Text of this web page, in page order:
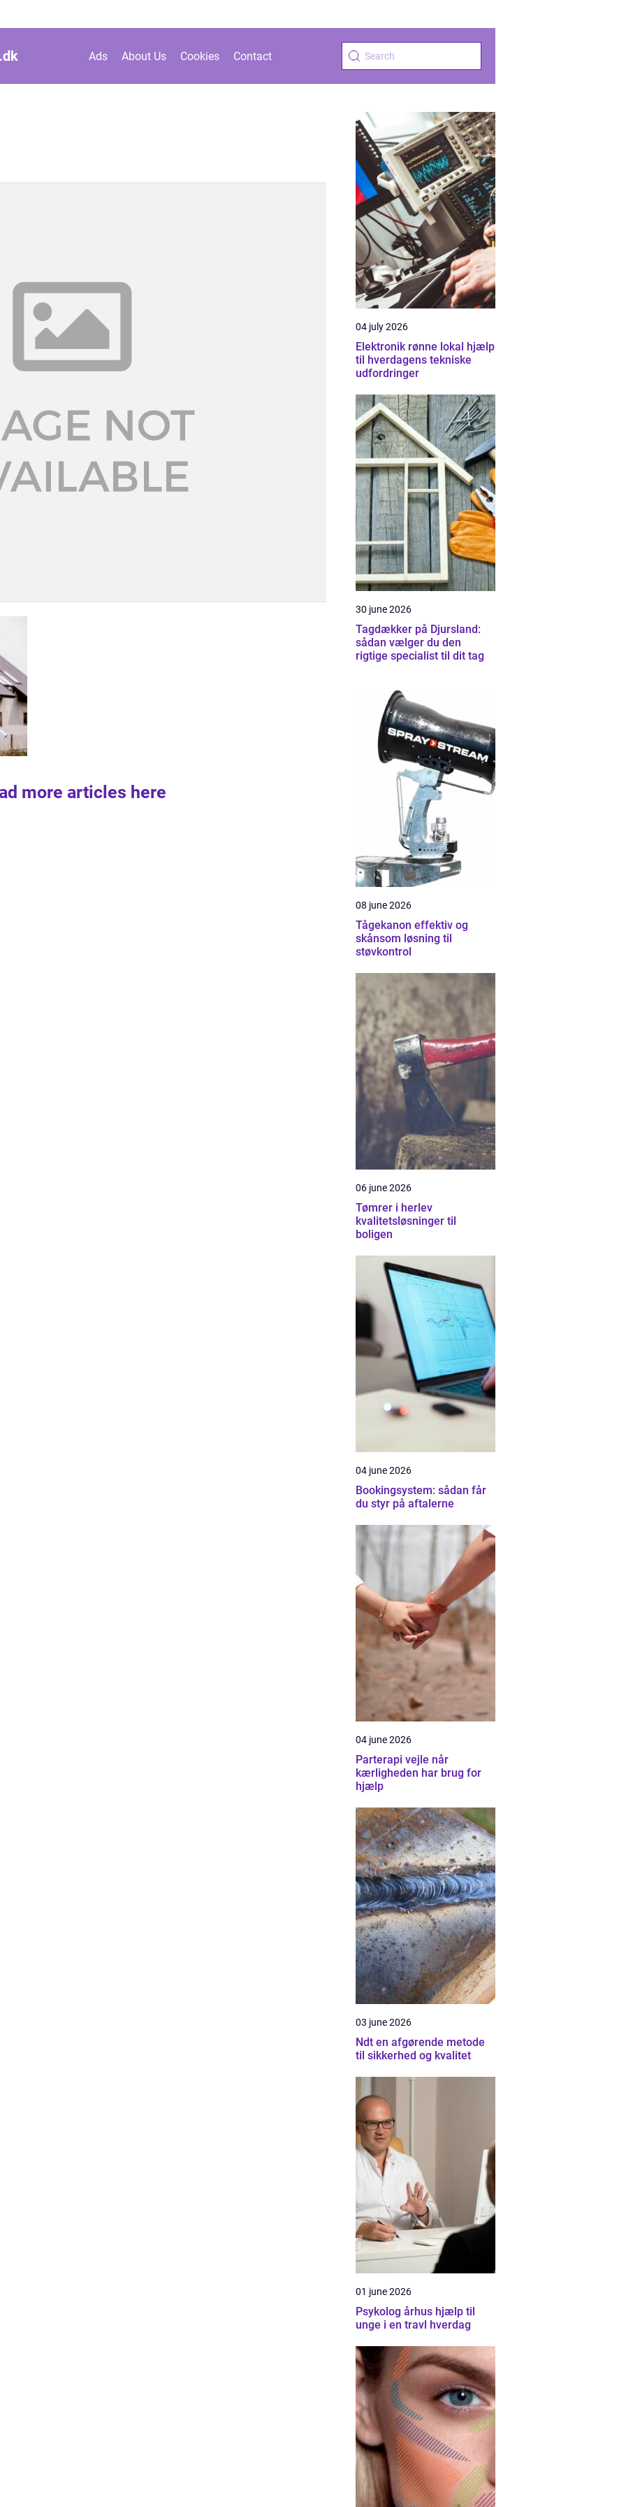
dk Ads About Us Cookies Contact
more articles here
04 july 2026
Elektronik rønne lokal hjælp
til hverdagens tekniske
udfordringer
30 june 2026
Tagdækker på Djursland:
sådan vælger du den
rigtige specialist til dit tag
08 june 2026
Tågekanon effektiv og
skånsom løsning til
støvkontrol
06 june 2026
Tømrer i herlev
kvalitetsløsninger til
boligen
04 june 2026
Bookingsystem: sådan får
du styr på aftalerne
04 june 2026
Parterapi vejle når
kærligheden har brug for
hjælp
03 june 2026
Ndt en afgørende metode
til sikkerhed og kvalitet
01 june 2026
Psykolog århus hjælp til
unge i en travl hverdag